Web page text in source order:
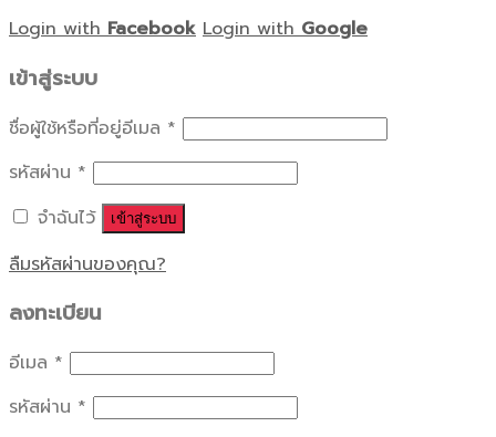
Login withFacebook Login withGoogle
เข้าสู่ระบบ
ชื่อผู้ใช้หรือที่อยู่อีเมล *
รหัสผ่าน *
จำฉันไว้
เข้าสู่ระบบ
ลืมรหัสผ่านของคุณ?
ลงทะเบียน
อีเมล *
รหัสผ่าน *